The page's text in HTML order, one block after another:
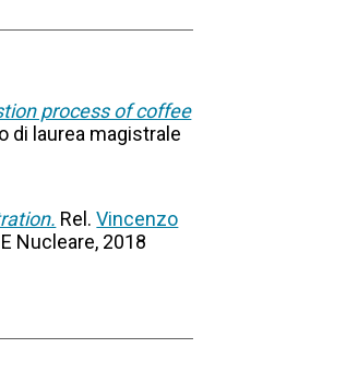
process of coffee
di laurea magistrale
Rel.Vincenzo
Nucleare, 2018